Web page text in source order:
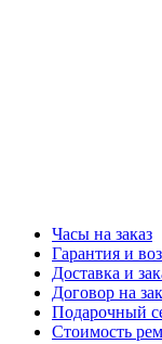
Часы на заказ
Гарантия и
Доставка и
Договор на
Подарочный
Стоимость